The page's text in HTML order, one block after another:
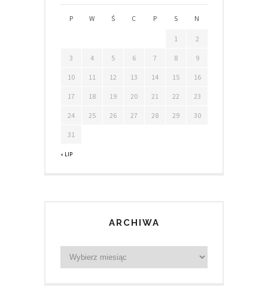
P W Ś C P S N
« LIP
1 2
3 4 5 6 7 8 9
10 11 12 13 14 15 16
17 18 19 20 21 22 23
24 25 26 27 28 29 30
31
ARCHIWA